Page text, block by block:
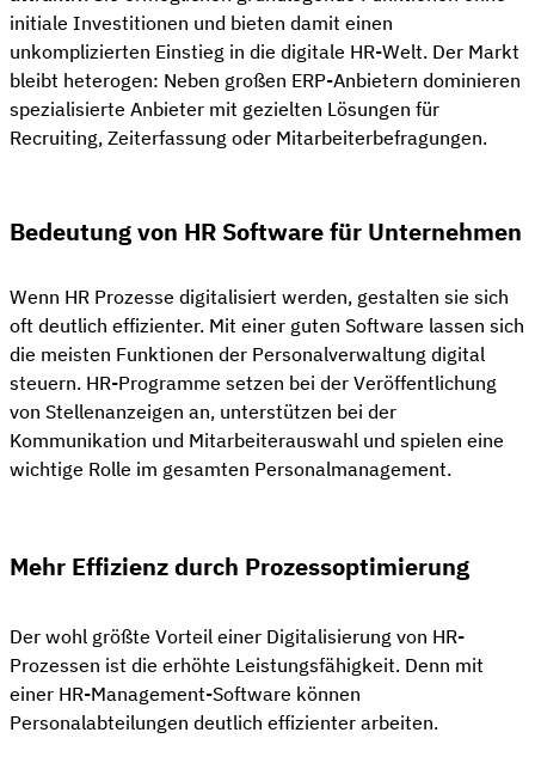
initiale Investitionen und bieten damit einen
unkomplizierten Einstieg in die digitale HR-Welt. Der Markt
bleibt heterogen: Neben großen ERP-Anbietern dominieren
spezialisierte Anbieter mit gezielten Lösungen für
Recruiting, Zeiterfassung oder Mitarbeiterbefragungen.
Bedeutung von HR Software für Unternehmen
Wenn HR Prozesse digitalisiert werden, gestalten sie sich
oft deutlich effizienter. Mit einer guten Software lassen sich
die meisten Funktionen der Personalverwaltung digital
steuern. HR-Programme setzen bei der Veröffentlichung
von Stellenanzeigen an, unterstützen bei der
Kommunikation und Mitarbeiterauswahl und spielen eine
wichtige Rolle im gesamten Personalmanagement.
Mehr Effizienz durch Prozessoptimierung
Der wohl größte Vorteil einer Digitalisierung von HR-
Prozessen ist die erhöhte Leistungsfähigkeit. Denn mit
einer HR-Management-Software können
Personalabteilungen deutlich effizienter arbeiten.